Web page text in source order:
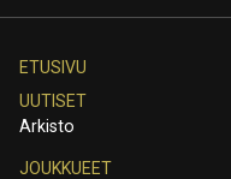
ETUSIVU
UUTISET
Arkisto
JOUKKUEET